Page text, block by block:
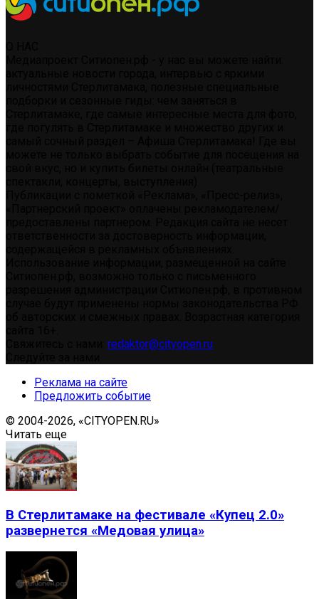
redaktor@cityopen.ru
Реклама на сайте
Предложить событие
© 2004-2026, «CITYOPEN.RU»
Читать еще
В Стерлитамаке на фестивале «Купец 2.0»
развернется «Медовая улица»